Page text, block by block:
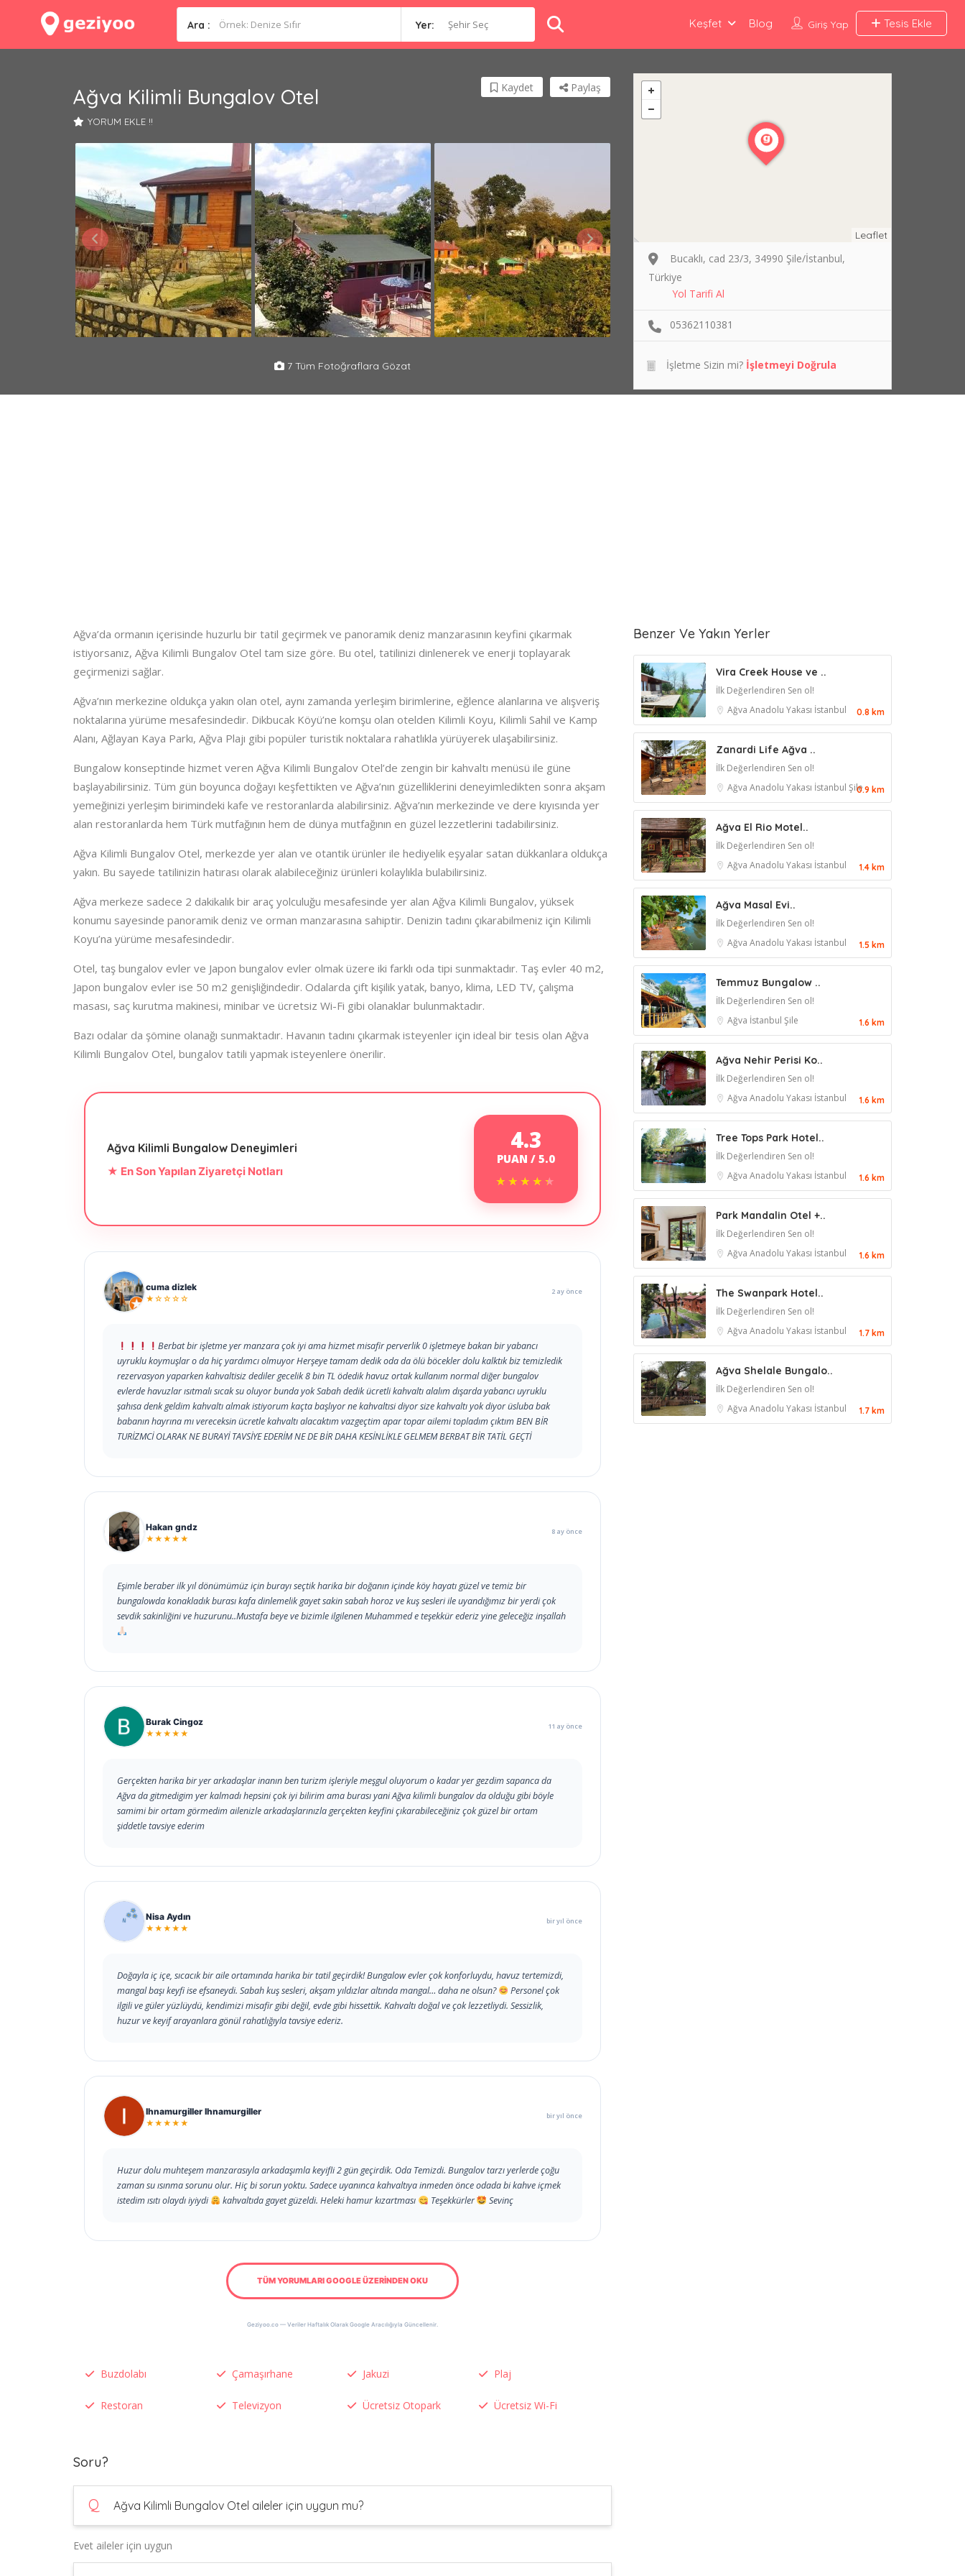
Ara : Yer: Şehir Seç Giriş Yap Tesis Ekle
Keşfet Blog
Ağva Kilimli Bungalov Otel
YORUM EKLE !!
Paylaş
Kaydet
7 Tüm Fotoğraflara Gözat
Ağva’da ormanın içerisinde huzurlu bir tatil geçirmek ve panoramik deniz manzarasının keyfini çıkarmak
istiyorsanız, Ağva Kilimli Bungalov Otel tam size göre. Bu otel, tatilinizi dinlenerek ve enerji toplayarak
geçirmenizi sağlar.
Ağva’nın merkezine oldukça yakın olan otel, aynı zamanda yerleşim birimlerine, eğlence alanlarına ve alışveriş
noktalarına yürüme mesafesindedir. Dikbucak Köyü’ne komşu olan otelden Kilimli Koyu, Kilimli Sahil ve Kamp
Alanı, Ağlayan Kaya Parkı, Ağva Plajı gibi popüler turistik noktalara rahatlıkla yürüyerek ulaşabilirsiniz.
Bungalow konseptinde hizmet veren Ağva Kilimli Bungalov Otel’de zengin bir kahvaltı menüsü ile güne
başlayabilirsiniz. Tüm gün boyunca doğayı keşfettikten ve Ağva’nın güzelliklerini deneyimledikten sonra akşam
yemeğinizi yerleşim birimindeki kafe ve restoranlarda alabilirsiniz. Ağva’nın merkezinde ve dere kıyısında yer
alan restoranlarda hem Türk mutfağının hem de dünya mutfağının en güzel lezzetlerini tadabilirsiniz.
Ağva Kilimli Bungalov Otel, merkezde yer alan ve otantik ürünler ile hediyelik eşyalar satan dükkanlara oldukça
yakın. Bu sayede tatilinizin hatırası olarak alabileceğiniz ürünleri kolaylıkla bulabilirsiniz.
Ağva merkeze sadece 2 dakikalık bir araç yolculuğu mesafesinde yer alan Ağva Kilimli Bungalov, yüksek
konumu sayesinde panoramik deniz ve orman manzarasına sahiptir. Denizin tadını çıkarabilmeniz için Kilimli
Koyu’na yürüme mesafesindedir.
Otel, taş bungalov evler ve Japon bungalov evler olmak üzere iki farklı oda tipi sunmaktadır. Taş evler 40 m2,
Japon bungalov evler ise 50 m2 genişliğindedir. Odalarda çift kişilik yatak, banyo, klima, LED TV, çalışma
masası, saç kurutma makinesi, minibar ve ücretsiz Wi-Fi gibi olanaklar bulunmaktadır.
Bazı odalar da şömine olanağı sunmaktadır. Havanın tadını çıkarmak isteyenler için ideal bir tesis olan Ağva
Kilimli Bungalov Otel, bungalov tatili yapmak isteyenlere önerilir.
Ağva Kilimli Bungalow Deneyimleri
★ En Son Yapılan Ziyaretçi Notları
4.3
PUAN / 5.0
★★★★★
★★★★★
cuma dizlek
★☆☆☆☆
2 ay önce
Berbat bir işletme yer manzara çok iyi ama hizmet misafir perverlik 0 işletmeye bakan bir yabancı
uyruklu koymuşlar o da hiç yardımcı olmuyor Herşeye tamam dedik oda da ölü böcekler dolu kalktık biz temizledik
rezervasyon yaparken kahvaltisiz dediler gecelik 8 bin TL ödedik havuz ortak kullanım normal diğer bungalov
evlerde havuzlar ısıtmalı sıcak su oluyor bunda yok Sabah dedik ücretli kahvaltı alalım dışarda yabancı uyruklu
şahısa denk geldim kahvaltı almak istiyorum kaçta başlıyor ne kahvaltısi diyor size kahvaltı yok diyor üsluba bak
babanın hayrına mı vereceksin ücretle kahvaltı alacaktım vazgeçtim apar topar ailemi topladım çıktım BEN BİR
TURİZMCİ OLARAK NE BURAYİ TAVSİYE EDERİM NE DE BİR DAHA KESİNLİKLE GELMEM BERBAT BİR TATİL GEÇTİ
Hakan gndz
★★★★★
8 ay önce
Eşimle beraber ilk yıl dönümümüz için burayı seçtik harika bir doğanın içinde köy hayatı güzel ve temiz bir
bungalowda konakladık burası kafa dinlemelik gayet sakin sabah horoz ve kuş sesleri ile uyandığımız bir yerdi çok
sevdik sakinliğini ve huzurunu..Mustafa beye ve bizimle ilgilenen Muhammed e teşekkür ederiz yine geleceğiz inşallah
Burak Cingoz
★★★★★
11 ay önce
Gerçekten harika bir yer arkadaşlar inanın ben turizm işleriyle meşgul oluyorum o kadar yer gezdim sapanca da
Ağva da gitmedigim yer kalmadı hepsini çok iyi bilirim ama burası yani Ağva kilimli bungalov da olduğu gibi böyle
samimi bir ortam görmedim ailenizle arkadaşlarınızla gerçekten keyfini çıkarabileceğiniz çok güzel bir ortam
şiddetle tavsiye ederim
Nisa Aydın
★★★★★
bir yıl önce
Doğayla iç içe, sıcacık bir aile ortamında harika bir tatil geçirdik! Bungalow evler çok konforluydu, havuz tertemizdi,
mangal başı keyfi ise efsaneydi. Sabah kuş sesleri, akşam yıldızlar altında mangal… daha ne olsun?
Personel çok
ilgili ve güler yüzlüydü, kendimizi misafir gibi değil, evde gibi hissettik. Kahvaltı doğal ve çok lezzetliydi. Sessizlik,
huzur ve keyif arayanlara gönül rahatlığıyla tavsiye ederiz.
Ihnamurgiller Ihnamurgiller
★★★★★
bir yıl önce
Huzur dolu muhteşem manzarasıyla arkadaşımla keyifli 2 gün geçirdik. Oda Temizdi. Bungalov tarzı yerlerde çoğu
zaman su ısınma sorunu olur. Hiç bi sorun yoktu. Sadece uyanınca kahvaltıya inmeden önce odada bi kahve içmek
istedim ısıtı olaydı iyiydi
kahvaltıda gayet güzeldi. Heleki hamur kızartması Teşekkürler Sevinç
TÜM YORUMLARI GOOGLE ÜZERİNDEN OKU
Geziyoo.co — Veriler Haftalık Olarak Google Aracılığıyla Güncellenir.
Buzdolabı Çamaşırhane Jakuzi Plaj
Restoran Televizyon Ücretsiz Otopark Ücretsiz Wi-Fi
Soru?
Q Ağva Kilimli Bungalov Otel aileler için uygun mu?
Evet aileler için uygun
Leaflet
Bucaklı, cad 23/3, 34990 Şile/İstanbul,
Türkiye
Yol Tarifi Al
05362110381
İşletme Sizin mi? İşletmeyi Doğrula
Benzer Ve Yakın Yerler
Vira Creek House ve ..
İlk Değerlendiren Sen ol!
Ağva Anadolu Yakası İstanbul 0.8 km
Zanardi Life Ağva ..
İlk Değerlendiren Sen ol!
Ağva Anadolu Yakası İstanbul Şile0.9 km
Ağva El Rio Motel..
İlk Değerlendiren Sen ol!
Ağva Anadolu Yakası İstanbul 1.4 km
Ağva Masal Evi..
İlk Değerlendiren Sen ol!
Ağva Anadolu Yakası İstanbul 1.5 km
Temmuz Bungalow ..
İlk Değerlendiren Sen ol!
Ağva İstanbul Şile 1.6 km
Ağva Nehir Perisi Ko..
İlk Değerlendiren Sen ol!
Ağva Anadolu Yakası İstanbul 1.6 km
Tree Tops Park Hotel..
İlk Değerlendiren Sen ol!
Ağva Anadolu Yakası İstanbul 1.6 km
Park Mandalin Otel +..
İlk Değerlendiren Sen ol!
Ağva Anadolu Yakası İstanbul 1.6 km
The Swanpark Hotel..
İlk Değerlendiren Sen ol!
Ağva Anadolu Yakası İstanbul 1.7 km
Ağva Shelale Bungalo..
İlk Değerlendiren Sen ol!
Ağva Anadolu Yakası İstanbul 1.7 km